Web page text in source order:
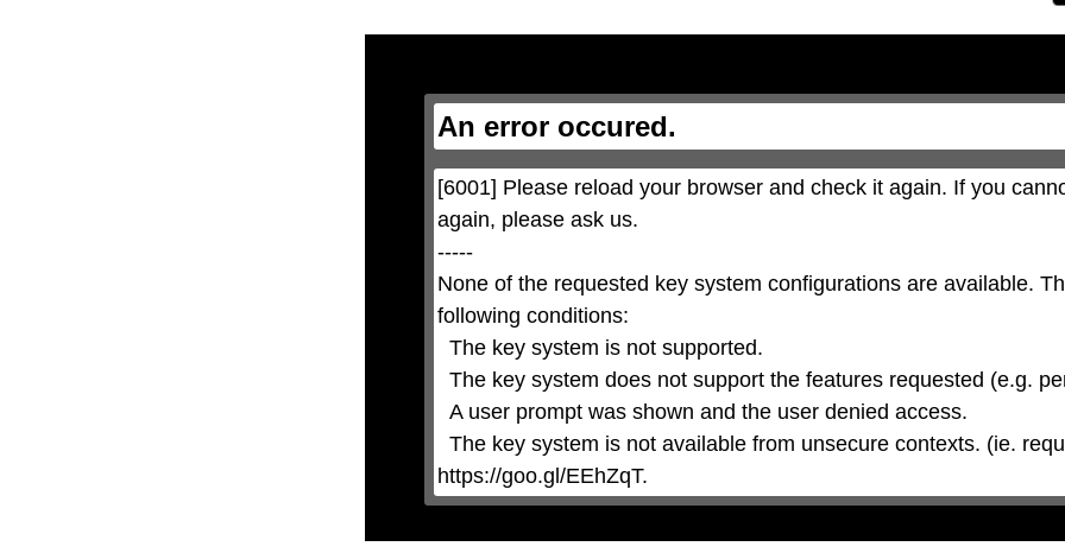
An error occured.
[6001] Please reload your browser and check it again. If you
again, please ask us.
-----
None of the requested key system configurations are available.
following conditions:
https://goo.gl/EEhZqT.